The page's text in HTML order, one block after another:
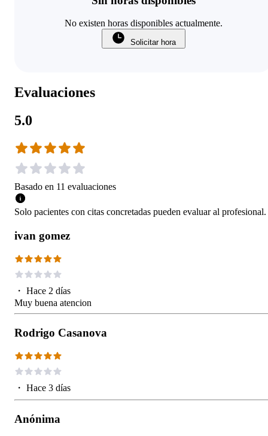
No existen horas disponibles actualmente.
Solicitar hora
Evaluaciones
5.0
Basado en 11 evaluaciones
Solo pacientes con citas concretadas pueden evaluar al profesional.
ivan gomez
・ Hace 2 días
Muy buena atencion
Rodrigo Casanova
・ Hace 3 días
Anónima